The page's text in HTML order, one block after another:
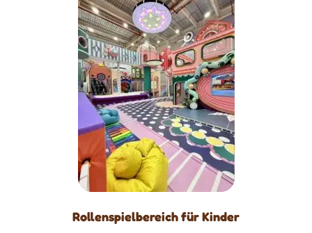
Rollenspielbereich für Kinder